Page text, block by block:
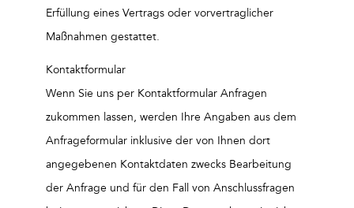
Erfüllung eines Vertrags oder vorvertraglicher
Maßnahmen gestattet.
Kontaktformular
Wenn Sie uns per Kontaktformular Anfragen
zukommen lassen, werden Ihre Angaben aus dem
Anfrageformular inklusive der von Ihnen dort
angegebenen Kontaktdaten zwecks Bearbeitung
der Anfrage und für den Fall von Anschlussfragen